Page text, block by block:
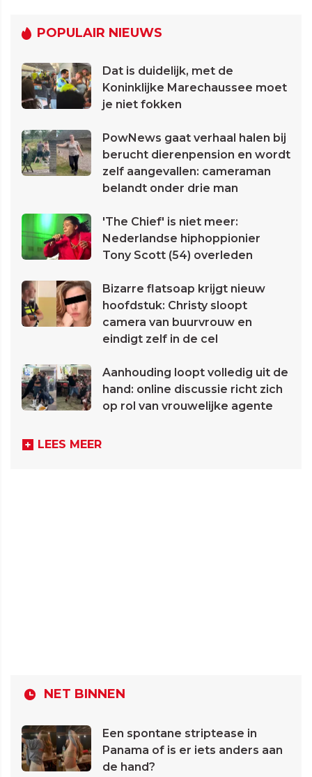
POPULAIR NIEUWS
Dat is duidelijk, met de
Koninklijke Marechaussee moet
je niet fokken
PowNews gaat verhaal halen bij
berucht dierenpension en wordt
zelf aangevallen: cameraman
belandt onder drie man
'The Chief' is niet meer:
Nederlandse hiphoppionier
Tony Scott (54) overleden
Bizarre flatsoap krijgt nieuw
hoofdstuk: Christy sloopt
camera van buurvrouw en
eindigt zelf in de cel
Aanhouding loopt volledig uit de
hand: online discussie richt zich
op rol van vrouwelijke agente
LEES MEER
NET BINNEN
Een spontane striptease in
Panama of is er iets anders aan
de hand?